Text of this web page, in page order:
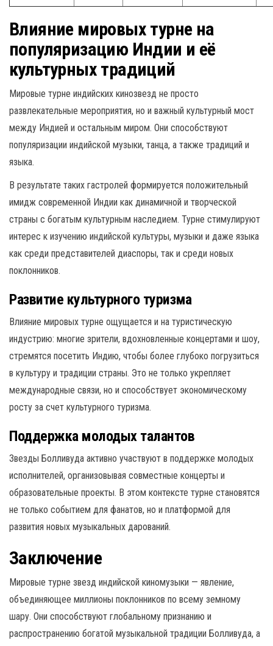
Влияние мировых турне на
популяризацию Индии и её
культурных традиций
Мировые турне индийских кинозвезд не просто
развлекательные мероприятия, но и важный культурный мост
между Индией и остальным миром. Они способствуют
популяризации индийской музыки, танца, а также традиций и
языка.
В результате таких гастролей формируется положительный
имидж современной Индии как динамичной и творческой
страны с богатым культурным наследием. Турне стимулируют
интерес к изучению индийской культуры, музыки и даже языка
как среди представителей диаспоры, так и среди новых
поклонников.
Развитие культурного туризма
Влияние мировых турне ощущается и на туристическую
индустрию: многие зрители, вдохновленные концертами и шоу,
стремятся посетить Индию, чтобы более глубоко погрузиться
в культуру и традиции страны. Это не только укрепляет
международные связи, но и способствует экономическому
росту за счет культурного туризма.
Поддержка молодых талантов
Звезды Болливуда активно участвуют в поддержке молодых
исполнителей, организовывая совместные концерты и
образовательные проекты. В этом контексте турне становятся
не только событием для фанатов, но и платформой для
развития новых музыкальных дарований.
Заключение
Мировые турне звезд индийской киномузыки — явление,
объединяющее миллионы поклонников по всему земному
шару. Они способствуют глобальному признанию и
распространению богатой музыкальной традиции Болливуда, а